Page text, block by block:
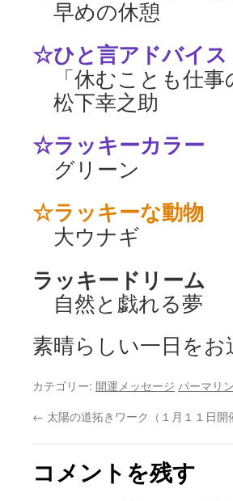
早めの休憩
☆ひと言アドバイス
「休むことも仕事
松下幸之助
☆ラッキーカラー
グリーン
☆ラッキーな動物
大ウナギ
ラッキードリーム
自然と戯れる夢
素晴らしい一日を
カテゴリー: 開運メッセージ パーマリ
← 太陽の道拓きワーク（１月１１日開
コメントを残す